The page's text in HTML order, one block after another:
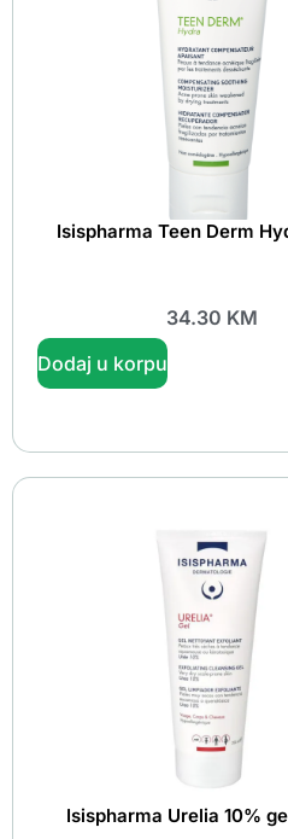
Isispharma Teen Derm
34.30 KM
Dodaj u korpu
Isispharma Urelia 10%